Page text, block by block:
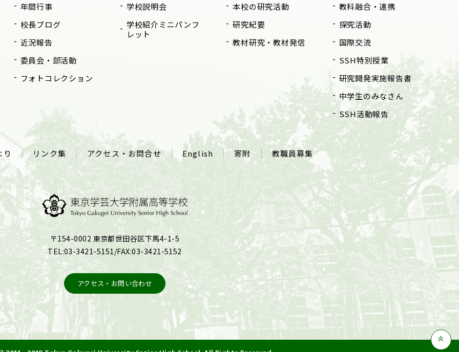
年間行事
校長ブログ
近況報告
委員会・部活動
フォトコレクション
学校説明会
学校紹介ミニパンフ
レット
本校の研究活動
研究紀要
教材研究・教材発信
教科融合・連携
探究活動
国際交流
SSH特別授業
研究開発実施報告書
中学生のみなさん
SSH活動報告
り リンク集 アクセス・お問合せ English 寄附 教職員募集
〒154-0002 東京都世田谷区下馬4-1-5
TEL:03-3421-5151/FAX:03-3421-5152
アクセス・お問い合わせ